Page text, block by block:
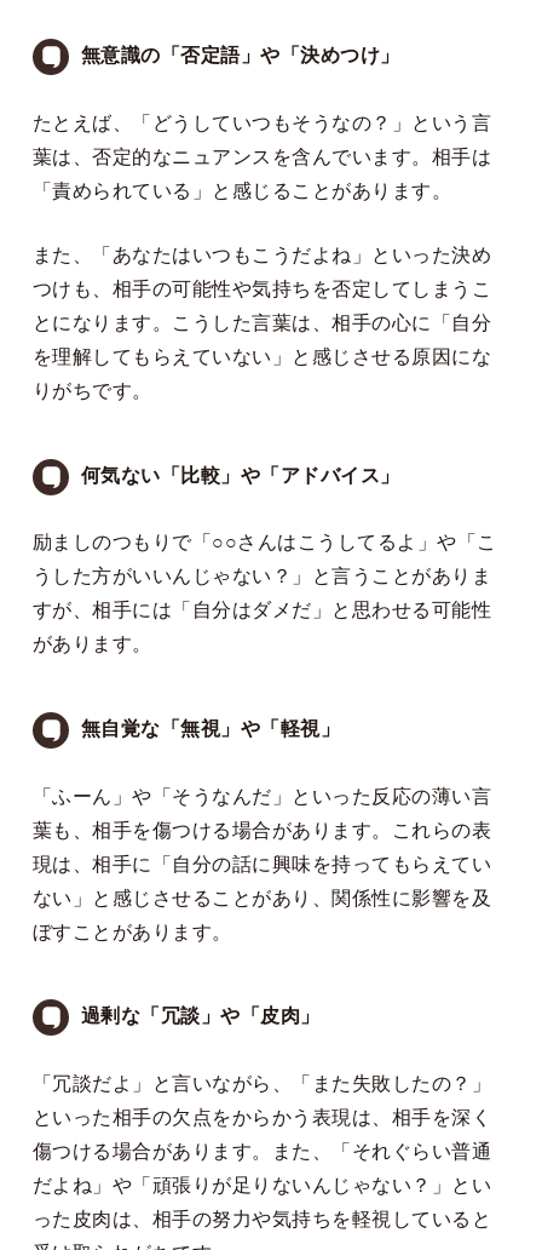
無意識の「否定語」や「決めつけ」
たとえば、「どうしていつもそうなの？」という言
葉は、否定的なニュアンスを含んでいます。相手は
「責められている」と感じることがあります。
また、「あなたはいつもこうだよね」といった決め
つけも、相手の可能性や気持ちを否定してしまうこ
とになります。こうした言葉は、相手の心に「自分
を理解してもらえていない」と感じさせる原因にな
りがちです。
何気ない「比較」や「アドバイス」
励ましのつもりで「○○さんはこうしてるよ」や「こ
うした方がいいんじゃない？」と言うことがありま
すが、相手には「自分はダメだ」と思わせる可能性
があります。
無自覚な「無視」や「軽視」
「ふーん」や「そうなんだ」といった反応の薄い言
葉も、相手を傷つける場合があります。これらの表
現は、相手に「自分の話に興味を持ってもらえてい
ない」と感じさせることがあり、関係性に影響を及
ぼすことがあります。
過剰な「冗談」や「皮肉」
「冗談だよ」と言いながら、「また失敗したの？」
といった相手の欠点をからかう表現は、相手を深く
傷つける場合があります。また、「それぐらい普通
だよね」や「頑張りが足りないんじゃない？」とい
った皮肉は、相手の努力や気持ちを軽視していると